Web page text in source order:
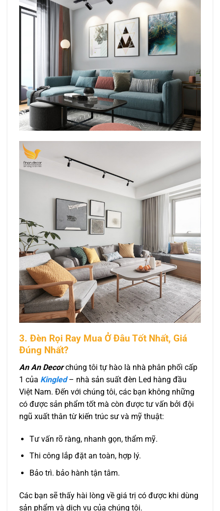
3. Đèn Rọi Ray Mua Ở Đâu Tốt Nhất, Giá
Đúng Nhất?
An An Decorchúng tôi tự hào là nhà phân phối cấp
1 của Kingled – nhà sản suất đèn Led hàng đầu
Việt Nam. Đến với chúng tôi, các bạn không những
có được sản phẩm tốt mà còn được tư vấn bởi đội
ngũ xuất thân từ kiến trúc sư và mỹ thuật:
Tư vấn rõ ràng, nhanh gọn, thẩm mỹ.
Thi công lắp đặt an toàn, hợp lý.
Bảo trì. bảo hành tận tâm.
Các bạn sẽ thấy hài lòng về giá trị có được khi dùng
sản phẩm và dịch vụ của chúng tôi.